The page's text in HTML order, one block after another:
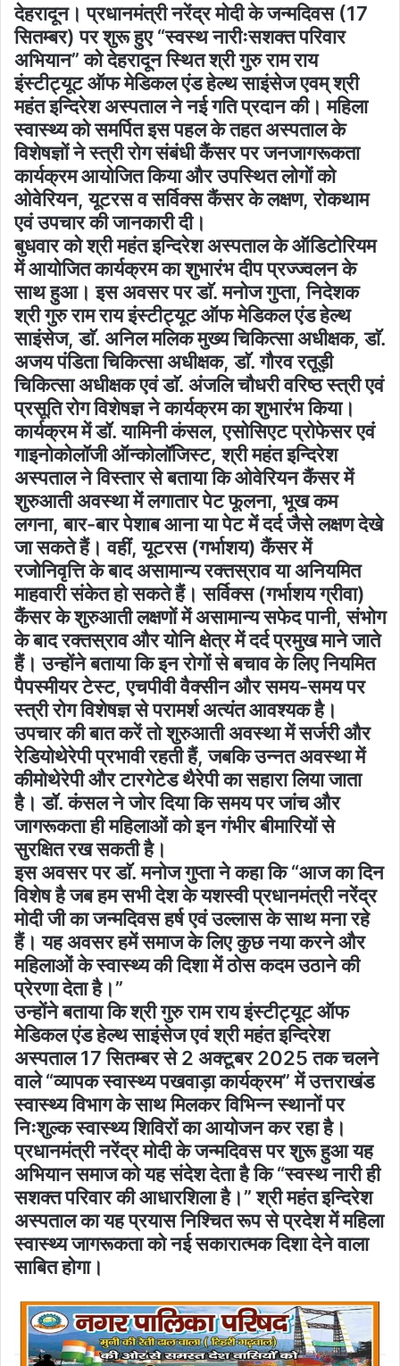
देहरादून। प्रधानमंत्री नरेंद्र मोदी के जन्मदिवस (17
सितम्बर) पर शुरू हुए “स्वस्थ नारीःसशक्त परिवार
अभियान” को देहरादून स्थित श्री गुरु राम राय
इंस्टीट्यूट ऑफ मेडिकल एंड हेल्थ साइंसेज एवम् श्री
महंत इन्दिरेश अस्पताल ने नई गति प्रदान की। महिला
स्वास्थ्य को समर्पित इस पहल के तहत अस्पताल के
विशेषज्ञों ने स्त्री रोग संबंधी कैंसर पर जनजागरूकता
कार्यक्रम आयोजित किया और उपस्थित लोगों को
ओवेरियन, यूटरस व सर्विक्स कैंसर के लक्षण, रोकथाम
एवं उपचार की जानकारी दी।
बुधवार को श्री महंत इन्दिरेश अस्पताल के ऑडिटोरियम
में आयोजित कार्यक्रम का शुभारंभ दीप प्रज्ज्वलन के
साथ हुआ। इस अवसर पर डाॅ. मनोज गुप्ता, निदेशक
श्री गुरु राम राय इंस्टीट्यूट ऑफ मेडिकल एंड हेल्थ
साइंसेज, डाॅ. अनिल मलिक मुख्य चिकित्सा अधीक्षक, डाॅ.
अजय पंडिता चिकित्सा अधीक्षक, डाॅ. गौरव रतूड़ी
चिकित्सा अधीक्षक एवं डाॅ. अंजलि चौधरी वरिष्ठ स्त्री एवं
प्रसूति रोग विशेषज्ञ ने कार्यक्रम का शुभारंभ किया।
कार्यक्रम में डॉ. यामिनी कंसल, एसोसिएट प्रोफेसर एवं
गाइनोकोलॉजी ऑन्कोलॉजिस्ट, श्री महंत इन्दिरेश
अस्पताल ने विस्तार से बताया कि ओवेरियन कैंसर में
शुरुआती अवस्था में लगातार पेट फूलना, भूख कम
लगना, बार-बार पेशाब आना या पेट में दर्द जैसे लक्षण देखे
जा सकते हैं। वहीं, यूटरस (गर्भाशय) कैंसर में
रजोनिवृत्ति के बाद असामान्य रक्तस्राव या अनियमित
माहवारी संकेत हो सकते हैं। सर्विक्स (गर्भाशय ग्रीवा)
कैंसर के शुरुआती लक्षणों में असामान्य सफेद पानी, संभोग
के बाद रक्तस्राव और योनि क्षेत्र में दर्द प्रमुख माने जाते
हैं। उन्होंने बताया कि इन रोगों से बचाव के लिए नियमित
पैपस्मीयर टेस्ट, एचपीवी वैक्सीन और समय-समय पर
स्त्री रोग विशेषज्ञ से परामर्श अत्यंत आवश्यक है।
उपचार की बात करें तो शुरुआती अवस्था में सर्जरी और
रेडियोथेरेपी प्रभावी रहती हैं, जबकि उन्नत अवस्था में
कीमोथेरेपी और टारगेटेड थैरेपी का सहारा लिया जाता
है। डॉ. कंसल ने जोर दिया कि समय पर जांच और
जागरूकता ही महिलाओं को इन गंभीर बीमारियों से
सुरक्षित रख सकती है।
इस अवसर पर डाॅ. मनोज गुप्ता ने कहा कि “आज का दिन
विशेष है जब हम सभी देश के यशस्वी प्रधानमंत्री नरेंद्र
मोदी जी का जन्मदिवस हर्ष एवं उल्लास के साथ मना रहे
हैं। यह अवसर हमें समाज के लिए कुछ नया करने और
महिलाओं के स्वास्थ्य की दिशा में ठोस कदम उठाने की
प्रेरणा देता है।”
उन्होंने बताया कि श्री गुरु राम राय इंस्टीट्यूट ऑफ
मेडिकल एंड हेल्थ साइंसेज एवं श्री महंत इन्दिरेश
अस्पताल 17 सितम्बर से 2 अक्टूबर 2025 तक चलने
वाले “व्यापक स्वास्थ्य पखवाड़ा कार्यक्रम” में उत्तराखंड
स्वास्थ्य विभाग के साथ मिलकर विभिन्न स्थानों पर
निःशुल्क स्वास्थ्य शिविरों का आयोजन कर रहा है।
प्रधानमंत्री नरेंद्र मोदी के जन्मदिवस पर शुरू हुआ यह
अभियान समाज को यह संदेश देता है कि “स्वस्थ नारी ही
सशक्त परिवार की आधारशिला है।” श्री महंत इन्दिरेश
अस्पताल का यह प्रयास निश्चित रूप से प्रदेश में महिला
स्वास्थ्य जागरूकता को नई सकारात्मक दिशा देने वाला
साबित होगा।